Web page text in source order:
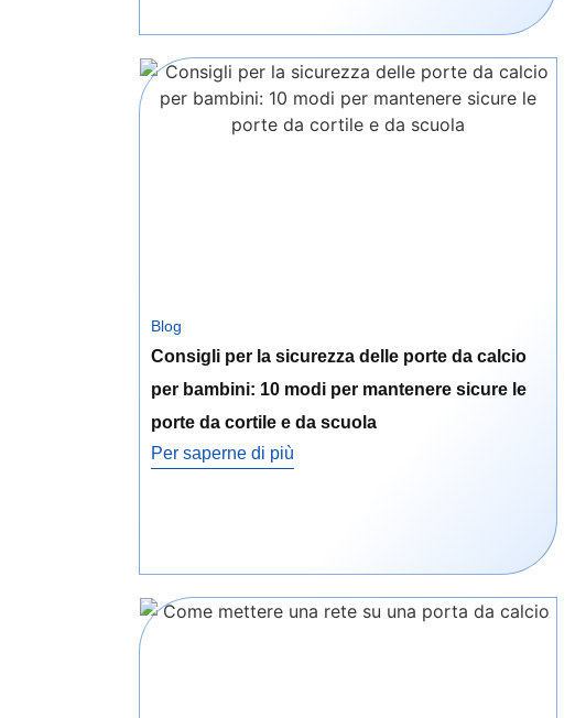
Blog
Consigli per la sicurezza delle porte da calcio
per bambini: 10 modi per mantenere sicure le
porte da cortile e da scuola
Per saperne di più